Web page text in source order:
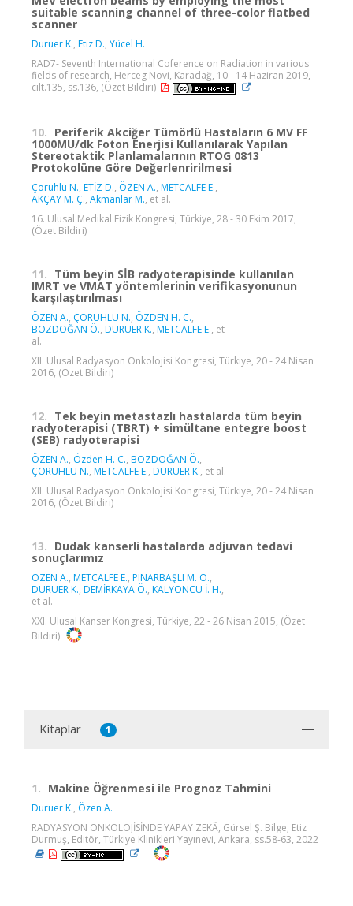
suitable scanning channel of three-color flatbed
scanner
Duruer K., Etiz D., Yücel H.
RAD7- Seventh International Coference on Radiation in various
fields of research, Herceg Novi, Karadağ, 10 - 14 Haziran 2019,
cilt.135, ss.136, (Özet Bildiri)
10. Periferik Akciğer Tümörlü Hastaların 6 MV FF
1000MU/dk Foton Enerjisi Kullanılarak Yapılan
Stereotaktik Planlamalarının RTOG 0813
Protokolüne Göre Değerlenririlmesi
Çoruhlu N., ETİZ D., ÖZEN A., METCALFE E.,
AKÇAY M. Ç., Akmanlar M., et al.
16. Ulusal Medikal Fizik Kongresi, Türkiye, 28 - 30 Ekim 2017,
(Özet Bildiri)
11. Tüm beyin SİB radyoterapisinde kullanılan
IMRT ve VMAT yöntemlerinin verifikasyonunun
karşılaştırılması
ÖZEN A., ÇORUHLU N., ÖZDEN H. C.,
BOZDOĞAN Ö., DURUER K., METCALFE E., et
al.
XII. Ulusal Radyasyon Onkolojisi Kongresi, Türkiye, 20 - 24 Nisan
2016, (Özet Bildiri)
12. Tek beyin metastazlı hastalarda tüm beyin
radyoterapisi (TBRT) + simültane entegre boost
(SEB) radyoterapisi
ÖZEN A., Özden H. C., BOZDOĞAN Ö.,
ÇORUHLU N., METCALFE E., DURUER K., et al.
XII. Ulusal Radyasyon Onkolojisi Kongresi, Türkiye, 20 - 24 Nisan
2016, (Özet Bildiri)
13. Dudak kanserli hastalarda adjuvan tedavi
sonuçlarımız
ÖZEN A., METCALFE E., PINARBAŞLI M. Ö.,
DURUER K., DEMİRKAYA Ö., KALYONCU İ. H.,
et al.
XXI. Ulusal Kanser Kongresi, Türkiye, 22 - 26 Nisan 2015, (Özet
Bildiri)
Kitaplar 1
1. Makine Öğrenmesi ile Prognoz Tahmini
Duruer K., Özen A.
RADYASYON ONKOLOJİSİNDE YAPAY ZEKÂ, Gürsel Ş. Bilge; Etiz
Durmuş, Editör, Türkiye Klinikleri Yayınevi, Ankara, ss.58-63, 2022